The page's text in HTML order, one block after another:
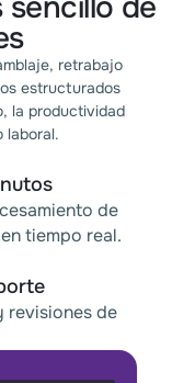
retrabajo
estructurados
la productividad
laboral.
de
tiempo real.
revisiones de